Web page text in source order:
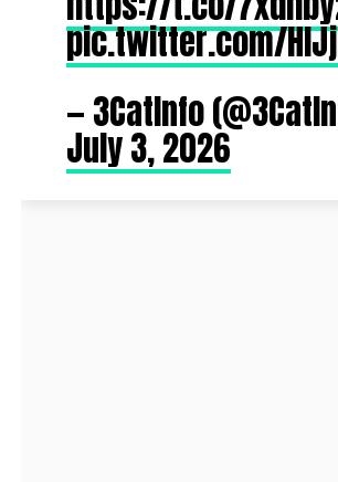
pic.twitter.com/
— 3CatInfo
July 3, 2026